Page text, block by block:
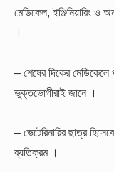
মেডিকেল, ইঞ্জিনিয়ারিং ও
।
– শেষের দিকের
ভুক্তভোগীরাই জানে ।
– ভেটেরিনারির ছাত্র
ব্যতিক্রম ।